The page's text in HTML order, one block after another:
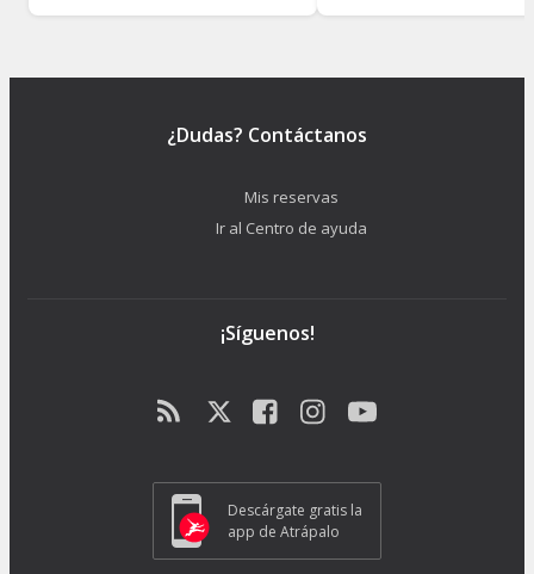
¿Dudas? Contáctanos
Mis reservas
Ir al Centro de ayuda
¡Síguenos!
Descárgate gratis la
app de Atrápalo